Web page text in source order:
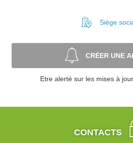
Siège
CRÉER UNE
Etre alerté sur les mises à
CONTACTS